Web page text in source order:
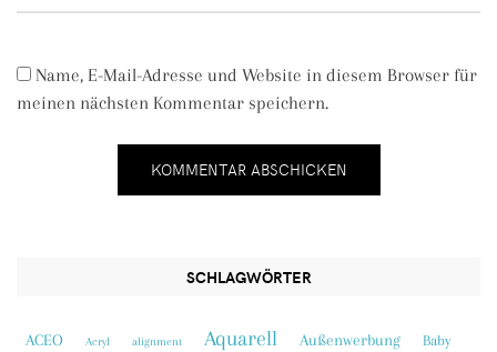
Name, E-Mail-Adresse und Website in diesem Browser für
meinen nächsten Kommentar speichern.
SCHLAGWÖRTER
ACEO Acryl alignment Aquarell Außenwerbung Baby